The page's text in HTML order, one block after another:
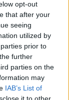
opt-out
that after your
seeing
utilized by
prior to
further
parties on the
may
IAB’s List of